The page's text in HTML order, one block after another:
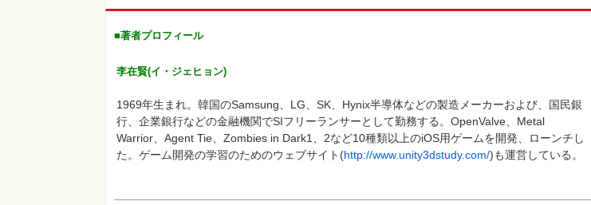
■著者プロフィール
李在賢(イ・ジェヒョン)
1969年生まれ。韓国のSamsung、LG、SK、Hynix半導体などの製造メーカーおよび、国民銀
行、企業銀行などの金融機関でSIフリーランサーとして勤務する。OpenValve、Metal
Warrior、Agent Tie、Zombies in Dark1、2など10種類以上のiOS用ゲームを開発、ローンチし
た。ゲーム開発の学習のためのウェブサイト(http://www.unity3dstudy.com/)も運営している。